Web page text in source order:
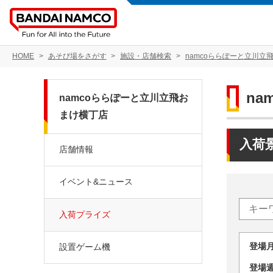
HOME あそび場をさがす 施設・店舗検索 namcoららぽーと立川立
入荷
登
登
namcoららぽーと立川立飛お
まけ横丁店
店舗情報
イベント&ニュース
入荷プライズ
設置ゲーム機